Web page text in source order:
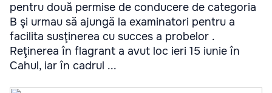
pentru două permise de conducere de categoria
B şi urmau să ajungă la examinatori pentru a
facilita susţinerea cu succes a probelor .
Reţinerea în flagrant a avut loc ieri 15 iunie în
Cahul, iar în cadrul ...